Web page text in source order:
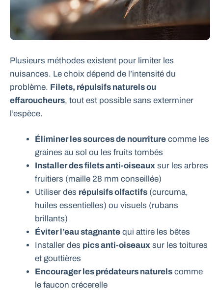
Plusieurs méthodes existent pour limiter les
nuisances. Le choix dépend de l’intensité du
problème. Filets, répulsifs naturels ou
effaroucheurs, tout est possible sans exterminer
l’espèce.
Éliminer les sources de nourriture comme les
graines au sol ou les fruits tombés
Installer des filets anti-oiseaux sur les arbres
fruitiers (maille 28 mm conseillée)
Utiliser des répulsifs olfactifs (curcuma,
huiles essentielles) ou visuels (rubans
brillants)
Éviter l’eau stagnante qui attire les bêtes
Installer des pics anti-oiseaux sur les toitures
et gouttières
Encourager les prédateurs naturels comme
le faucon crécerelle